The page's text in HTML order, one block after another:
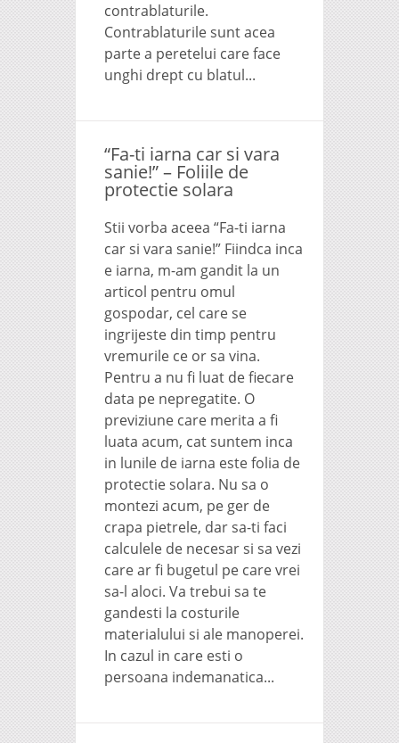
contrablaturile.
Contrablaturile sunt acea
parte a peretelui care face
unghi drept cu blatul...
“Fa-ti iarna car si vara
sanie!” – Foliile de
protectie solara
Stii vorba aceea “Fa-ti iarna
car si vara sanie!” Fiindca inca
e iarna, m-am gandit la un
articol pentru omul
gospodar, cel care se
ingrijeste din timp pentru
vremurile ce or sa vina.
Pentru a nu fi luat de fiecare
data pe nepregatite. O
previziune care merita a fi
luata acum, cat suntem inca
in lunile de iarna este folia de
protectie solara. Nu sa o
montezi acum, pe ger de
crapa pietrele, dar sa-ti faci
calculele de necesar si sa vezi
care ar fi bugetul pe care vrei
sa-l aloci. Va trebui sa te
gandesti la costurile
materialului si ale manoperei.
In cazul in care esti o
persoana indemanatica...